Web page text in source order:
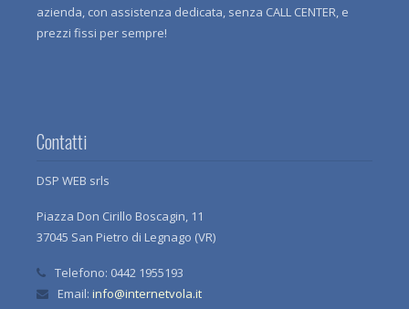
azienda, con assistenza dedicata, senza CALL CENTER, e
prezzi fissi per sempre!
Contatti
DSP WEB srls
Piazza Don Cirillo Boscagin, 11
37045 San Pietro di Legnago (VR)
Telefono: 0442 1955193
Email: info@internetvola.it